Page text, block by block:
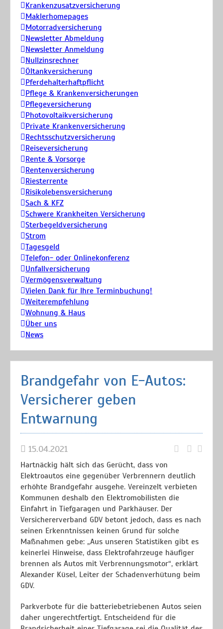
Krankenzusatzversicherung
Maklerhomepages
Motorradversicherung
Newsletter Abmeldung
Newsletter Anmeldung
Nullzinsrechner
Öltankversicherung
Pferdehalterhaftpflicht
Pflege & Krankenversicherungen
Pflegeversicherung
Photovoltaikversicherung
Private Krankenversicherung
Rechtsschutzversicherung
Reiseversicherung
Rente & Vorsorge
Rentenversicherung
Riesterrente
Risikolebensversicherung
Sach & KFZ
Schwere Krankheiten Versicherung
Sterbegeldversicherung
Strom
Tagesgeld
Telefon- oder Onlinekonferenz
Unfallversicherung
Vermögensverwaltung
Vielen Dank für Ihre Terminbuchung!
Weiterempfehlung
Wohnung & Haus
Über uns
News
Brandgefahr von E-Autos:
Versicherer geben
Entwarnung
15.04.2021
Hartnäckig hält sich das Gerücht, dass von
Elektroautos eine gegenüber Verbrennern deutlich
erhöhte Brandgefahr ausgehe. Vereinzelt verbieten
Kommunen deshalb den Elektromobilisten die
Einfahrt in Tiefgaragen und Parkhäuser. Der
Versichererverband GDV betont jedoch, dass es nach
seinen Erkenntnissen keinen Grund für solche
Maßnahmen gebe: „Aus unseren Statistiken gibt es
keinerlei Hinweise, dass Elektrofahrzeuge häufiger
brennen als Autos mit Verbrennungsmotor“, erklärt
Alexander Küsel, Leiter der Schadenverhütung beim
GDV.
Parkverbote für die batteriebetriebenen Autos seien
daher ungerechtfertigt. Entscheidend für die